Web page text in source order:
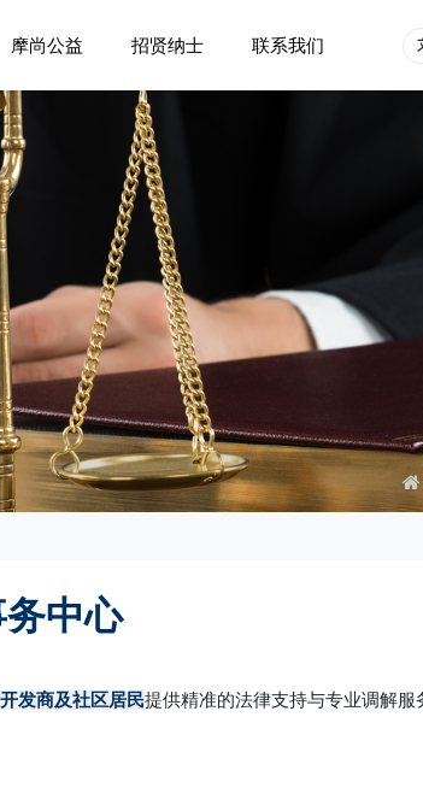
摩尚公益 招贤纳士 联系我们
中心
发商及社区居民提供精准的法律支持与专业调解服